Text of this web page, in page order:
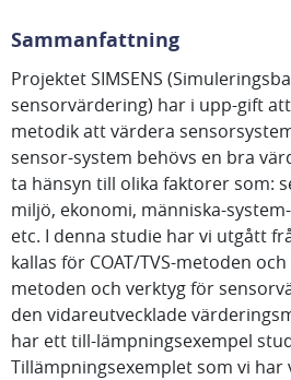
Sammanfattning
Projektet SIMSENS
sensorvärdering) har i upp-gift
metodik att värdera
sensor-system behövs en bra
ta hänsyn till olika faktorer som:
miljö, ekonomi, människa-
etc. I denna studie har vi utgått
kallas för COAT/TVS-metoden
metoden och verktyg för
den vidareutvecklade
har ett till-lämpningsexempel
Tillämpningsexemplet som vi